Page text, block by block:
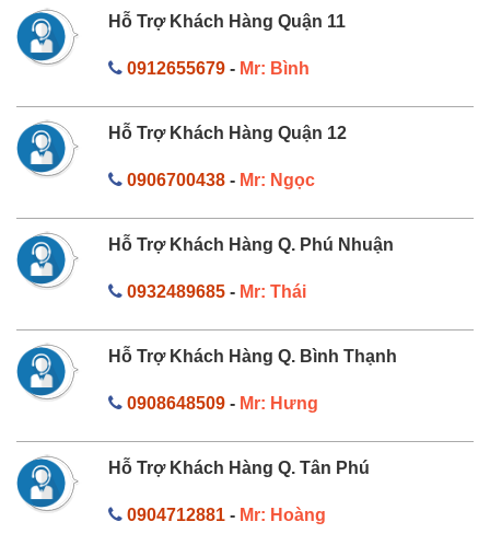
Hỗ Trợ Khách Hàng Quận 11
0912655679- Mr: Bình
Hỗ Trợ Khách Hàng Quận 12
0906700438- Mr: Ngọc
Hỗ Trợ Khách Hàng Q. Phú Nhuận
0932489685- Mr: Thái
Hỗ Trợ Khách Hàng Q. Bình Thạnh
0908648509- Mr: Hưng
Hỗ Trợ Khách Hàng Q. Tân Phú
0904712881- Mr: Hoàng